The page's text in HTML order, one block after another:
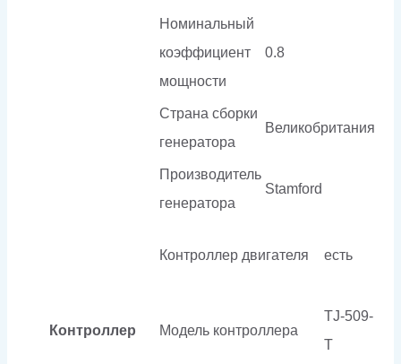
Номинальный
коэффициент
мощности
0.8
Страна сборки
генератора
Великобритания
Производитель
генератора
Stamford
Контроллер
Контроллер двигателя есть
Модель контроллера
TJ-509-
T